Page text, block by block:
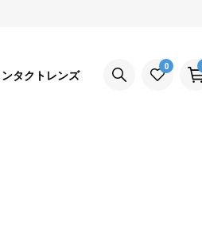
タクトレンズ
0